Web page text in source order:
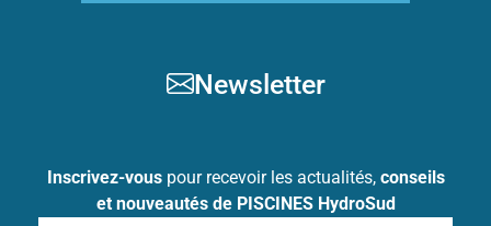
Newsletter
Inscrivez-vouspour recevoir les actualités, conseils
et nouveautés de PISCINES HydroSud